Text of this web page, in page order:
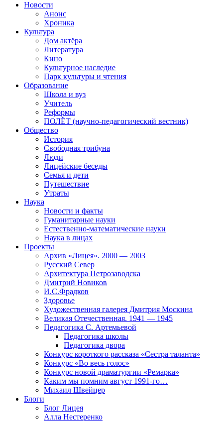
Новости
Анонс
Хроника
Культура
Дом актёра
Литература
Кино
Культурное наследие
Парк культуры и чтения
Образование
Школа и вуз
Учитель
Реформы
ПОЛЁТ (научно-педагогический вестник)
Общество
История
Свободная трибуна
Люди
Лицейские беседы
Семья и дети
Путешествие
Утраты
Наука
Новости и факты
Гуманитарные науки
Естественно-математические науки
Наука в лицах
Проекты
Архив «Лицея». 2000 — 2003
Русский Север
Архитектура Петрозаводска
Дмитрий Новиков
И.С.Фрадков
Здоровье
Художественная галерея Дмитрия Москина
Великая Отечественная. 1941 — 1945
Педагогика С. Артемьевой
Педагогика школы
Педагогика двора
Конкурс короткого рассказа «Сестра таланта»
Конкурс «Во весь голос»
Конкурс новой драматургии «Ремарка»
Каким мы помним август 1991-го…
Михаил Швейцер
Блоги
Блог Лицея
Алла Нестеренко